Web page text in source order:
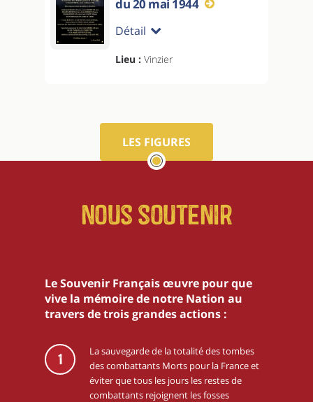
du 20 mai 1944
Détail
Lieu : Vinzier
LES FIGURES
Nous soutenir
Le Souvenir Français œuvre pour que
vive la mémoire de notre Nation au
travers de trois grandes actions :
1
La sauvegarde de la totalité des tombes
des combattants Morts pour la France et
éviter que tous les jours les restes de
combattants rejoignent les fosses